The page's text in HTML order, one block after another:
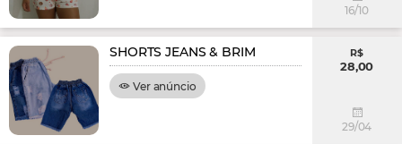
16/10
SHORTS JEANS & BRIM
Ver anúncio
R$
28,00
29/04